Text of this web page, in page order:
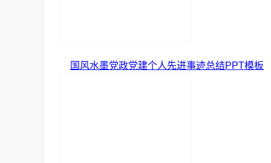
国风水墨党政党建个人先进事迹总结PPT模板